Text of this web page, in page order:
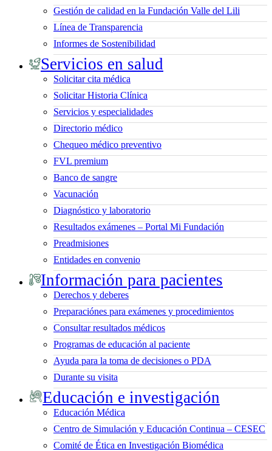
Gestión de calidad en la Fundación Valle del Lili
Línea de Transparencia
Informes de Sostenibilidad
Servicios en salud
Solicitar cita médica
Solicitar Historia Clínica
Servicios y especialidades
Directorio médico
Chequeo médico preventivo
FVL premium
Banco de sangre
Vacunación
Diagnóstico y laboratorio
Resultados exámenes – Portal Mi Fundación
Preadmisiones
Entidades en convenio
Información para pacientes
Derechos y deberes
Preparaciónes para exámenes y procedimientos
Consultar resultados médicos
Programas de educación al paciente
Ayuda para la toma de decisiones o PDA
Durante su visita
Educación e investigación
Educación Médica
Centro de Simulación y Educación Continua – CESEC
Comité de Ética en Investigación Biomédica